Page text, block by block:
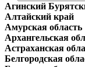
Агинский
Алтайский край
Амурская область
Архангельская
Астраханская
Белгородская